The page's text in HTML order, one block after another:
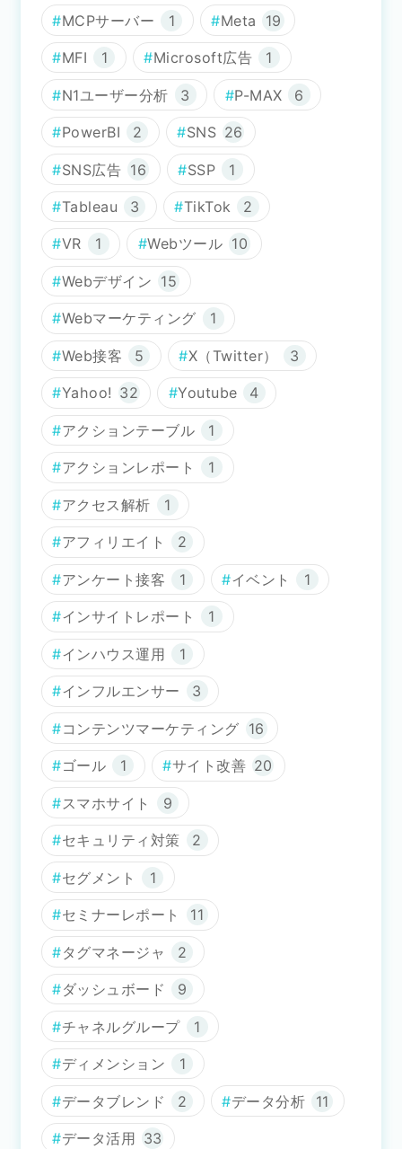
MCPサーバー 1 Meta 19
MFI 1 Microsoft広告 1
N1ユーザー分析 3 P-MAX 6
PowerBI 2 SNS 26
SNS広告 16 SSP 1
Tableau 3 TikTok 2
VR 1 Webツール 10
Webデザイン 15
Webマーケティング 1
Web接客 5 X（Twitter） 3
Yahoo! 32 Youtube 4
アクションテーブル 1
アクションレポート 1
アクセス解析 1
アフィリエイト 2
アンケート接客 1 イベント 1
インサイトレポート 1
インハウス運用 1
インフルエンサー 3
コンテンツマーケティング 16
ゴール 1 サイト改善 20
スマホサイト 9
セキュリティ対策 2
セグメント 1
セミナーレポート 11
タグマネージャ 2
ダッシュボード 9
チャネルグループ 1
ディメンション 1
データブレンド 2 データ分析 11
データ活用 33